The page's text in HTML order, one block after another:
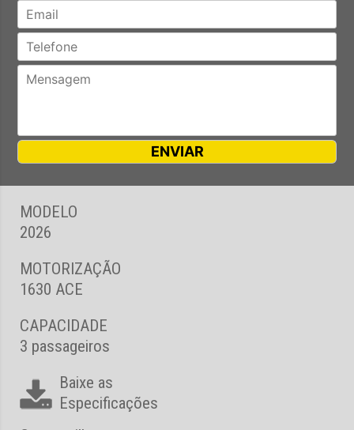
MODELO
2026
MOTORIZAÇÃO
1630 ACE
CAPACIDADE
3 passageiros
Baixe as
Especificações